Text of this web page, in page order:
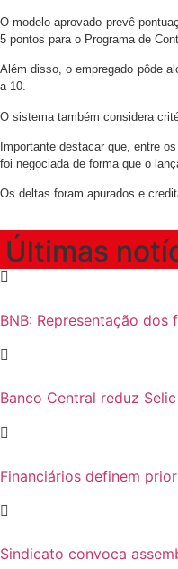
O modelo aprovado prevê
5 pontos para o Programa de
Além disso, o empregado pôde
a 10.
O sistema também considera
Importante destacar que, entre
foi negociada de forma que o
Os deltas foram apurados e
Últimas
BNB: Representação
Banco Central reduz
Financiários definem
Sindicato convoca